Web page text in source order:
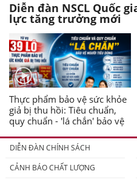
Diễn đàn NSCL Quốc
lực tăng trưởng mới
Thực phẩm bảo vệ sức khỏe
giả bị thu hồi: Tiêu chuẩn,
quy chuẩn - 'lá chắn' bảo vệ
DIỄN ĐÀN CHÍNH SÁCH
CẢNH BÁO CHẤT LƯỢNG